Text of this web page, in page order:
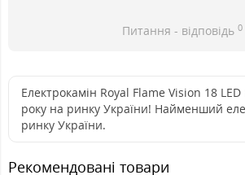
Питання - відповідь 0
Електрокамін Royal Flame Vision 18
року на ринку України! Найменший
ринку України.
Рекомендовані товари